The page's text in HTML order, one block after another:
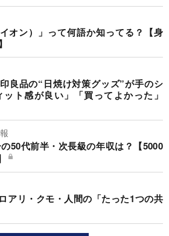
オン）」って何語か知ってる？【身
良品の“日焼け対策グッズ”が手のシ
ト感が良い」「買ってよかった」
50代前半・次長級の年収は？【5000
アリ・クモ・人間の「たった1つの共